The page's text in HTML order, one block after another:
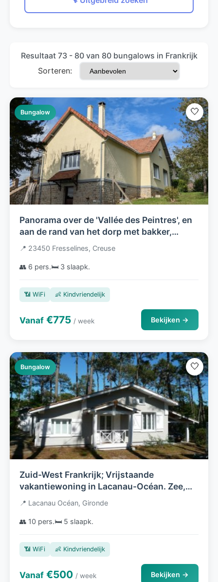
Resultaat 73 - 80 van 80 bungalows in Frankrijk
Sorteren:
Bungalow 🤍
Panorama over de 'Vallée des Peintres', en
aan de rand van het dorp met bakker,
restaurant en bezoekerscentrum
📍 23450 Fresselines, Creuse
👥 6 pers.🛏️ 3 slaapk.
📶 WiFi 👶 Kindvriendelijk
Vanaf €775 / week Bekijken →
Bungalow 🤍
Zuid-West Frankrijk; Vrijstaande
vakantiewoning in Lacanau-Océan. Zee,
strand en rust. Op loopafstand van fraaie 9
en 18 holes golfbaan in duingebied
📍 Lacanau Océan, Gironde
👥 10 pers.🛏️ 5 slaapk.
📶 WiFi 👶 Kindvriendelijk
Vanaf €500 / week Bekijken →